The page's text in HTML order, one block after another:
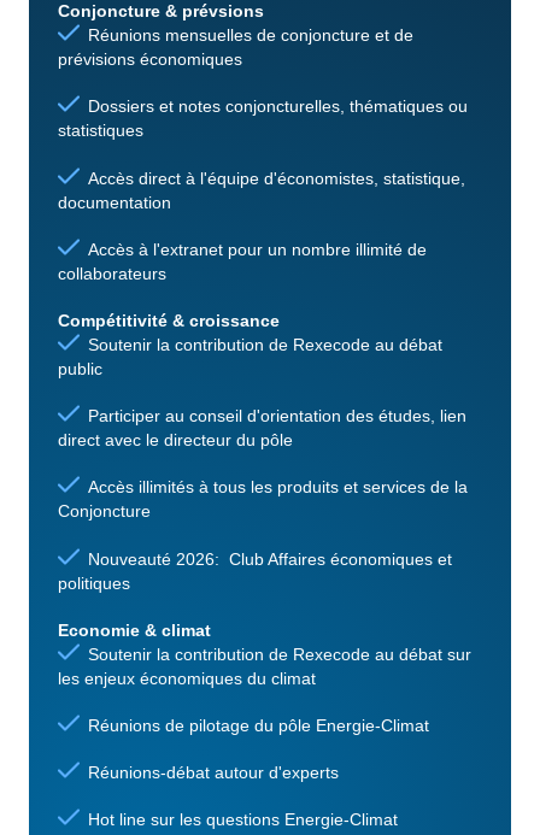
Conjoncture & prévsions
Réunions mensuelles de conjoncture et de
prévisions économiques
Dossiers et notes conjoncturelles, thématiques ou
statistiques
Accès direct à l'équipe d'économistes, statistique,
documentation
Accès à l'extranet pour un nombre illimité de
collaborateurs
Compétitivité & croissance
Soutenir la contribution de Rexecode au débat
public
Participer au conseil d'orientation des études, lien
direct avec le directeur du pôle
Accès illimités à tous les produits et services de la
Conjoncture
Nouveauté 2026: Club Affaires économiques et
politiques
Economie & climat
Soutenir la contribution de Rexecode au débat sur
les enjeux économiques du climat
Réunions de pilotage du pôle Energie-Climat
Réunions-débat autour d'experts
Hot line sur les questions Energie-Climat